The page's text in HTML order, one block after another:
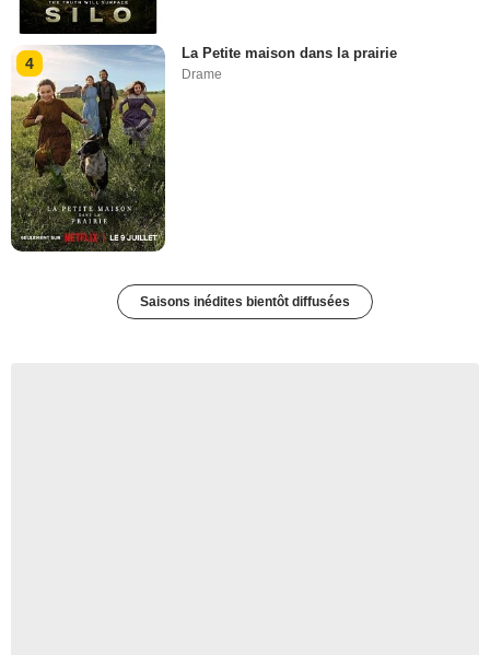
4
La Petite maison dans la prairie
Drame
Saisons inédites bientôt diffusées